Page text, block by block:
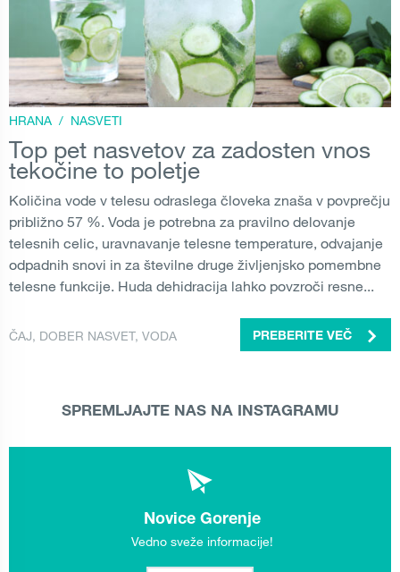
HRANA / NASVETI
Top pet nasvetov za zadosten vnos
tekočine to poletje
Količina vode v telesu odraslega človeka znaša v povprečju
približno 57 %. Voda je potrebna za pravilno delovanje
telesnih celic, uravnavanje telesne temperature, odvajanje
odpadnih snovi in za številne druge življenjsko pomembne
telesne funkcije. Huda dehidracija lahko povzroči resne...
ČAJ, DOBER NASVET, VODA PREBERITE VEČ
SPREMLJAJTE NAS NA INSTAGRAMU
Novice Gorenje
Vedno sveže informacije!